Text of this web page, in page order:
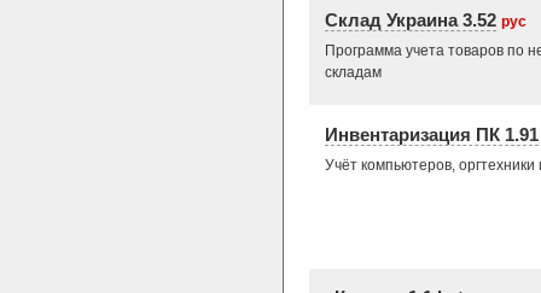
Склад Украина 3.52 рус
Программа учета товаров по
складам
Инвентаризация ПК 1.91
Учёт компьютеров,